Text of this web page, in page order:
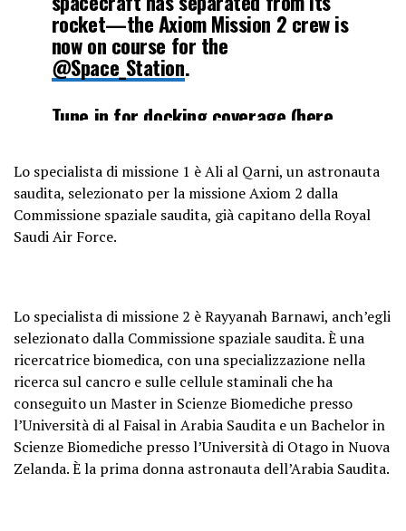
rocket—the Axiom Mission 2 crew is
now on course for the
@Space_Station.
Tune in for docking coverage (here
ET (1130 UTC) on Monday, May 22.
pic.twitter.com/RIRiAlOD1R
— NASA (@NASA)May 21, 2023
Lo specialista di missione 1 è Ali al Qarni, un astronauta
saudita, selezionato per la missione Axiom 2 dalla
Commissione spaziale saudita, già capitano della Royal
Saudi Air Force.
Lo specialista di missione 2 è Rayyanah Barnawi, anch’egli
selezionato dalla Commissione spaziale saudita. È una
ricercatrice biomedica, con una specializzazione nella
ricerca sul cancro e sulle cellule staminali che ha
conseguito un Master in Scienze Biomediche presso
l’Università di al Faisal in Arabia Saudita e un Bachelor in
Scienze Biomediche presso l’Università di Otago in Nuova
Zelanda. È la prima donna astronauta dell’Arabia Saudita.